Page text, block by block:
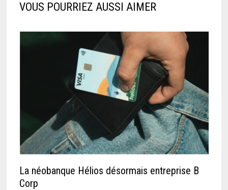
VOUS POURRIEZ AUSSI AIMER
La néobanque Hélios désormais entreprise B
Corp